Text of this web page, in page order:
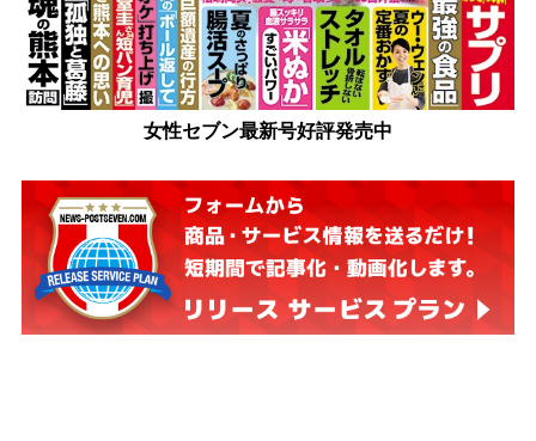
女性セブン最新号好評発売中